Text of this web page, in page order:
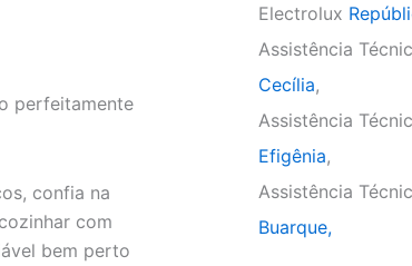
perfeitamente
confia na
com
bem perto
Electrolux
Assistência
Cecília,
Assistência
Efigênia,
Assistência
Buarque,